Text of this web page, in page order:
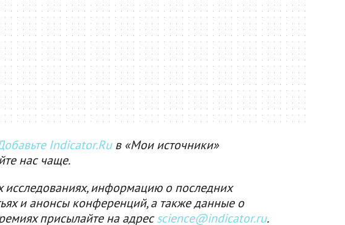
Indicator.Ruв «Мои источники»
нас чаще.
исследованиях, информацию о последних
и анонсы конференций, а также данные о
присылайте на адресscience@indicator.ru.